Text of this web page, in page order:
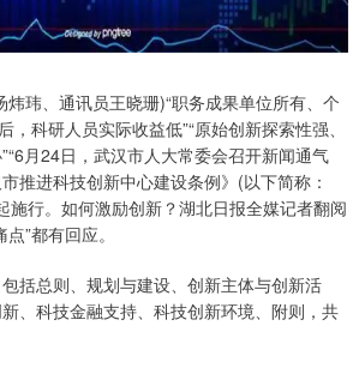
玮、通讯员王晓珊)“职务成果单位所有、个
，科研人员实际收益低”“原始创新探索性强、
月24日，武汉市人大常委会召开新闻通气
推进科技创新中心建设条例》(以下简称：
施行。如何激励创新？湖北日报全媒记者翻阅
”都有回应。
总则、规划与建设、创新主体与创新活
、科技金融支持、科技创新环境、附则，共